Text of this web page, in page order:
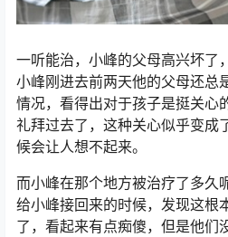
一听能治，小峰的父母高兴坏了
小峰刚进去前两天他的父母还总
情况，看得出对于孩子是挺关心
礼拜过去了，这种关心似乎变成
候会让人想不起来。
而小峰在那个地方被治疗了多久
给小峰接回来的时候，发现这根
了，看起来有点痴傻，但是他们